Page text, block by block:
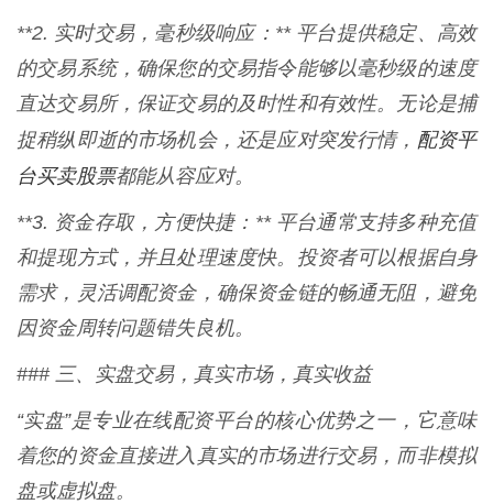
**2. 实时交易，毫秒级响应：** 平台提供稳定、高效
的交易系统，确保您的交易指令能够以毫秒级的速度
直达交易所，保证交易的及时性和有效性。无论是捕
捉稍纵即逝的市场机会，还是应对突发行情， 配资平
台买卖股票都能从容应对。
**3. 资金存取，方便快捷：** 平台通常支持多种充值
和提现方式，并且处理速度快。投资者可以根据自身
需求，灵活调配资金，确保资金链的畅通无阻，避免
因资金周转问题错失良机。
### 三、实盘交易，真实市场，真实收益
“实盘”是专业在线配资平台的核心优势之一，它意味
着您的资金直接进入真实的市场进行交易，而非模拟
盘或虚拟盘。